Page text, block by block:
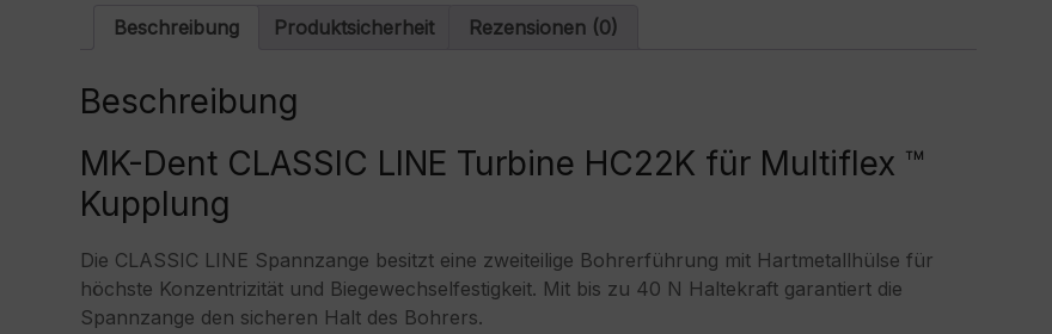
Beschreibung Produktsicherheit Rezensionen (0)
Beschreibung
MK-Dent CLASSIC LINE Turbine HC22K für Multiflex ™
Kupplung
Die CLASSIC LINE Spannzange besitzt eine zweiteilige Bohrerführung mit Hartmetallhülse für
höchste Konzentrizität und Biegewechselfestigkeit. Mit bis zu 40 N Haltekraft garantiert die
Spannzange den sicheren Halt des Bohrers.